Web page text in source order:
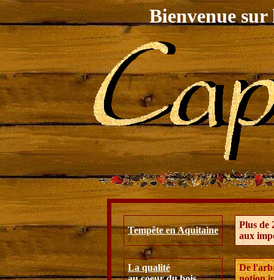
Bienvenue sur
Tempête en Aquitaine
Plus de
aux
La qualité
De